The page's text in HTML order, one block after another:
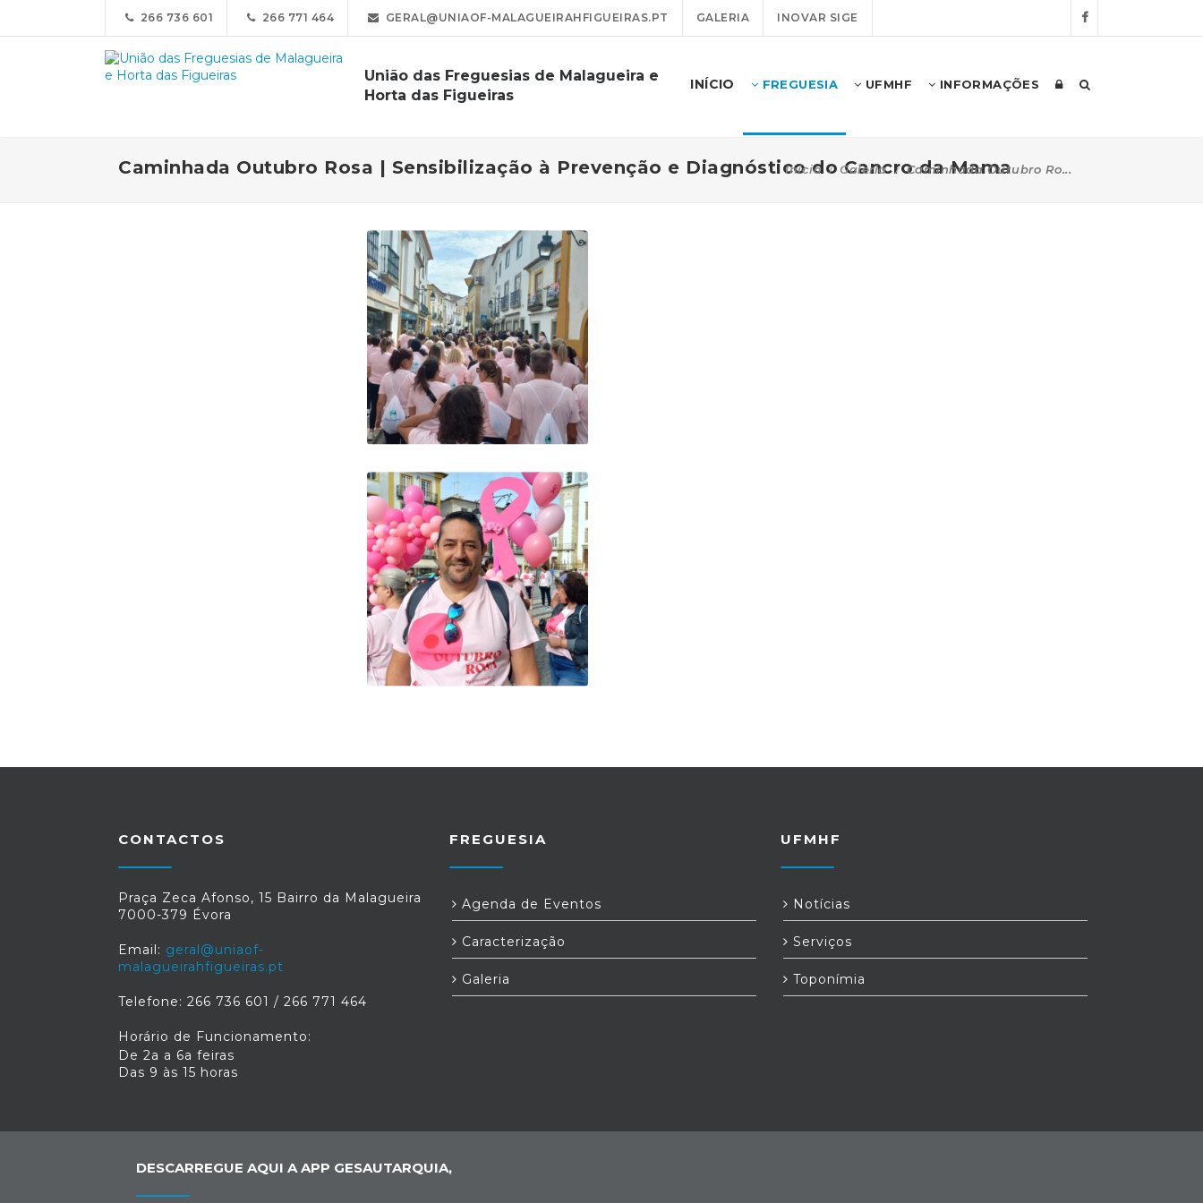
266 736 601 266 771 464 GERAL@UNIAOF-MALAGUEIRAHFIGUEIRAS.PT GALERIA INOVAR SIGE
União das Freguesias de Malagueira e
Horta das Figueiras
INÍCIO FREGUESIA UFMHF INFORMAÇÕES
Caminhada Outubro Rosa | Sensibilização à Prevenção e Diagnóstico do Cancro da Mama
Início Galeria Caminhada Outubro Ro...
CONTACTOS
Praça Zeca Afonso, 15 Bairro da Malagueira
7000-379 Évora
Email: geral@uniaof-
malagueirahfigueiras.pt
Telefone: 266 736 601 / 266 771 464
Horário de Funcionamento:
De 2a a 6a feiras
Das 9 às 15 horas
FREGUESIA
Agenda de Eventos
Caracterização
Galeria
UFMHF
Notícias
Serviços
Toponímia
DESCARREGUE AQUI A APP GESAUTARQUIA,